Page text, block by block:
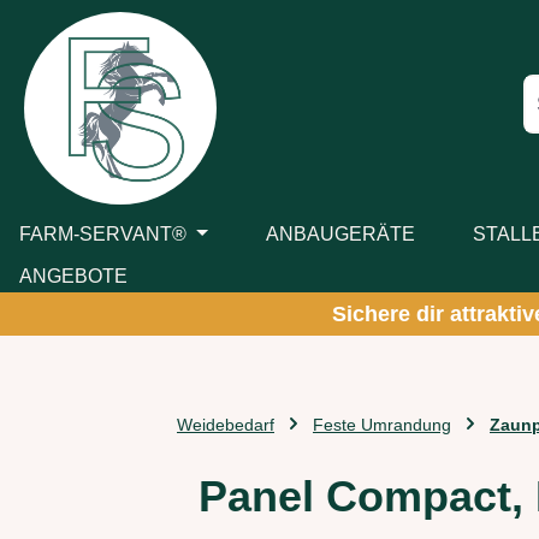
Hauptinhalt springen
Zur Suche springen
Zur Hauptnavigation springen
FARM-SERVANT® ANBAUGERÄTE
ANGEBOTE
Sichere dir
Weidebedarf Feste Umrandung
Panel Compact,